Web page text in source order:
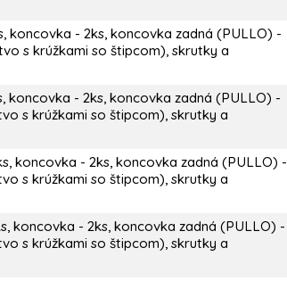
koncovka - 2ks, koncovka zadná (PULLO) -
s krúžkami so štipcom), skrutky a
koncovka - 2ks, koncovka zadná (PULLO) -
s krúžkami so štipcom), skrutky a
koncovka - 2ks, koncovka zadná (PULLO) -
s krúžkami so štipcom), skrutky a
koncovka - 2ks, koncovka zadná (PULLO) -
s krúžkami so štipcom), skrutky a